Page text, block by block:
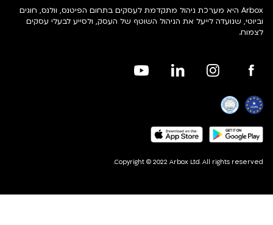
Arbox היא מערכת ניהול מתקדמת לעסקים בתחום הפיטנס, וולנס, חוגים
וביוטי, שנועדה לייעל את הניהול השוטף של העסק, ולסייע לבעלי עסקים
לצמוח.
Copyright © 2022 Arbox Ltd. All rights reserved.